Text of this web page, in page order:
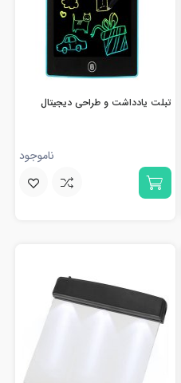
تبلت یادداشت و طراحی دیجیتال
ناموجود